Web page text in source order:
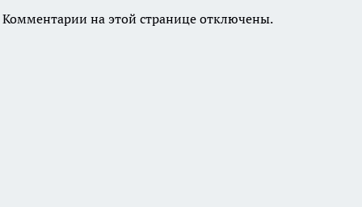
Комментарии на этой странице отключены.